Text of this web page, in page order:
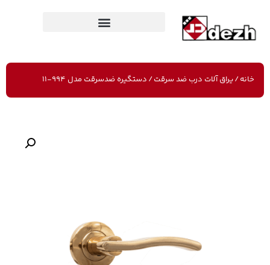
خانه/یراق آلات درب ضد سرقت/ دستگیره ضدسرقت مدل 994-11